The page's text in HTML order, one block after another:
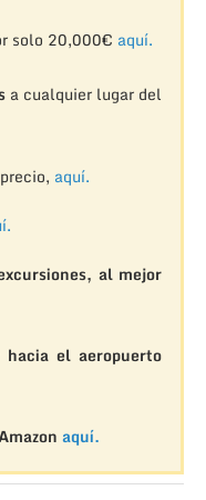
solo 20,000€ aquí.
a cualquier lugar del
aquí.
al mejor
hacia el aeropuerto
aquí.